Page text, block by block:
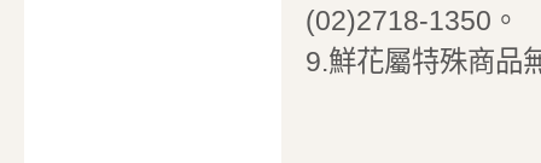
(02)2718-1350。
9.鮮花屬特殊商品